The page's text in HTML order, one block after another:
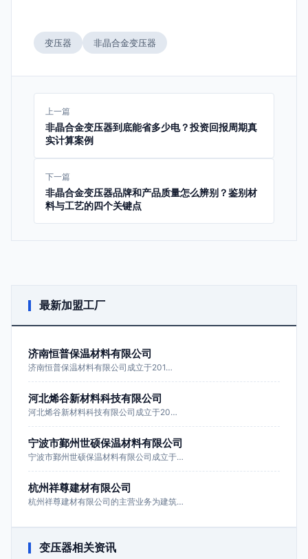
变压器 非晶合金变压器
上一篇
非晶合金变压器到底能省多少电？投资回报周期真
实计算案例
下一篇
非晶合金变压器品牌和产品质量怎么辨别？鉴别材
料与工艺的四个关键点
最新加盟工厂
济南恒普保温材料有限公司
济南恒普保温材料有限公司成立于201…
河北烯谷新材料科技有限公司
河北烯谷新材料科技有限公司成立于20…
宁波市鄞州世硕保温材料有限公司
宁波市鄞州世硕保温材料有限公司成立于…
杭州祥尊建材有限公司
杭州祥尊建材有限公司的主营业务为建筑…
变压器相关资讯